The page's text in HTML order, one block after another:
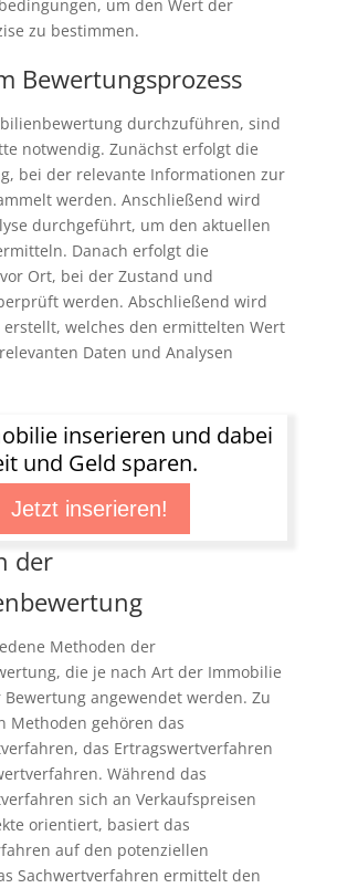
um den Wert der
zu bestimmen.
Bewertungsprozess
durchzuführen, sind
notwendig. Zunächst erfolgt die
bei der relevante Informationen zur
werden. Anschließend wird
durchgeführt, um den aktuellen
Danach erfolgt die
Ort, bei der Zustand und
werden. Abschließend wird
erstellt, welches den ermittelten Wert
Daten und Analysen
inserieren und dabei
und Geld sparen.
Jetzt inserieren!
der
Methoden der
die je nach Art der Immobilie
Bewertung angewendet werden. Zu
Methoden gehören das
das Ertragswertverfahren
Während das
sich an Verkaufspreisen
orientiert, basiert das
auf den potenziellen
Sachwertverfahren ermittelt den